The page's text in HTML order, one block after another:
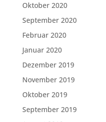
Oktober 2020
September 2020
Februar 2020
Januar 2020
Dezember 2019
November 2019
Oktober 2019
September 2019